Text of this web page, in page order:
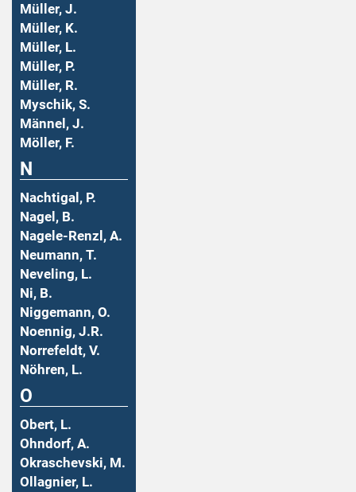
Müller, J.
Müller, K.
Müller, L.
Müller, P.
Müller, R.
Myschik, S.
Männel, J.
Möller, F.
N
Nachtigal, P.
Nagel, B.
Nagele-Renzl, A.
Neumann, T.
Neveling, L.
Ni, B.
Niggemann, O.
Noennig, J.R.
Norrefeldt, V.
Nöhren, L.
O
Obert, L.
Ohndorf, A.
Okraschevski, M.
Ollagnier, L.